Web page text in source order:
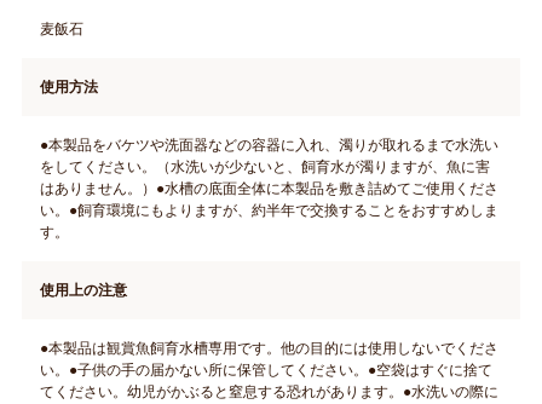
麦飯石
使用方法
●本製品をバケツや洗面器などの容器に入れ、濁りが取れるまで水洗い
をしてください。（水洗いが少ないと、飼育水が濁りますが、魚に害
はありません。）●水槽の底面全体に本製品を敷き詰めてご使用くださ
い。●飼育環境にもよりますが、約半年で交換することをおすすめしま
す。
使用上の注意
●本製品は観賞魚飼育水槽専用です。他の目的には使用しないでくださ
い。●子供の手の届かない所に保管してください。●空袋はすぐに捨て
てください。幼児がかぶると窒息する恐れがあります。●水洗いの際に